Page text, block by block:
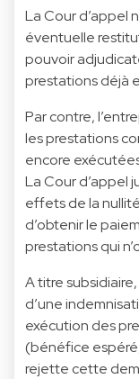
La Cour d’appel
éventuelle
pouvoir
prestations déjà
Par contre,
les prestations
encore
La Cour d’appel
effets de la
d’obtenir le
prestations qui
A titre
d’une
exécution des
(bénéfice
rejette cette